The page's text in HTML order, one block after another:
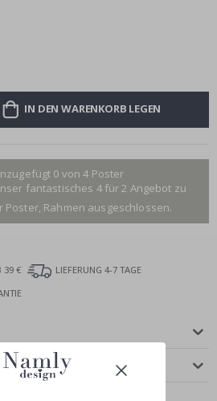
IN DEN WARENKORB LEGEN
0 von 4 Poster
fantastisches 4 für 2 Angebot zu
Rahmen ausgeschlossen.
39 €
LIEFERUNG 4-7 TAGE